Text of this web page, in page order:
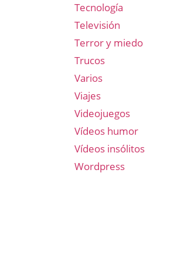
Tecnología
Televisión
Terror y miedo
Trucos
Varios
Viajes
Videojuegos
Vídeos humor
Vídeos insólitos
Wordpress